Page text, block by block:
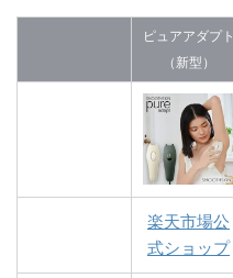
ピュアアダプト
（新型）
楽天市場公
式ショップ